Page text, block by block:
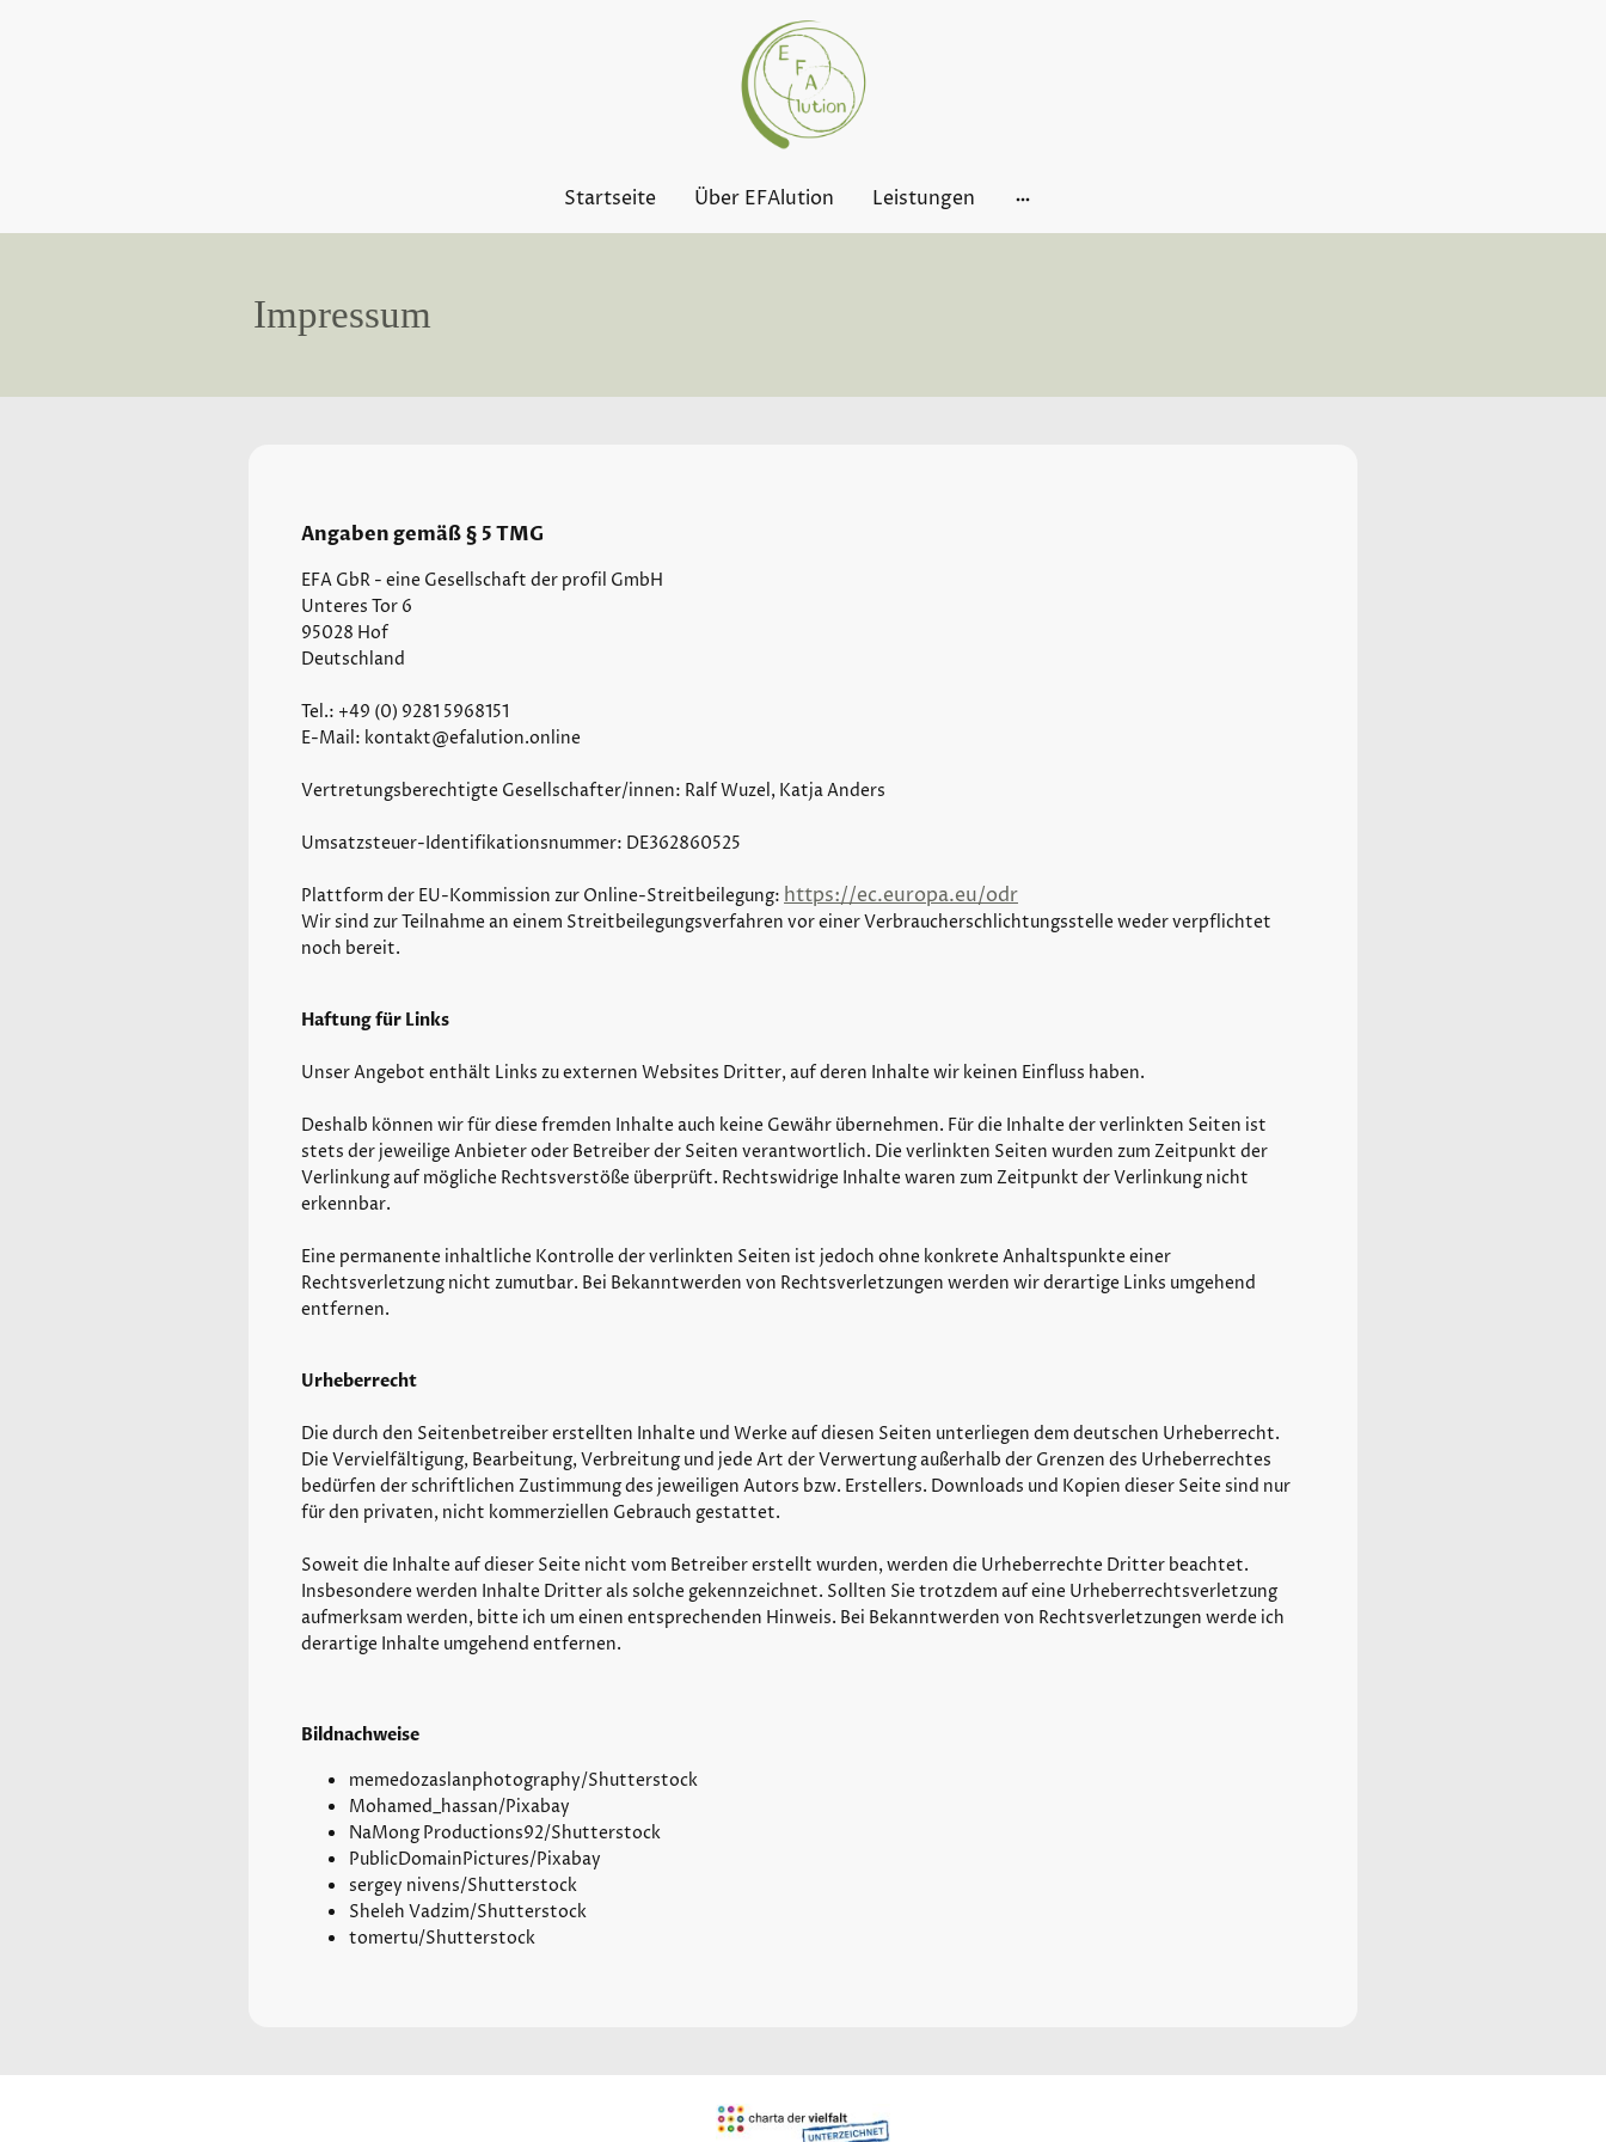
Startseite Über EFAlution Leistungen
Impressum
Angaben gemäß § 5 TMG
EFA GbR - eine Gesellschaft der profil GmbH
Unteres Tor 6
95028 Hof
Deutschland
Tel.: +49 (0) 9281 5968151
E-Mail: kontakt@efalution.online
Vertretungsberechtigte Gesellschafter/innen: Ralf Wuzel, Katja Anders
Umsatzsteuer-Identifikationsnummer: DE362860525
Plattform der EU-Kommission zur Online-Streitbeilegung: https://ec.europa.eu/odr
Wir sind zur Teilnahme an einem Streitbeilegungsverfahren vor einer Verbraucherschlichtungsstelle weder verpflichtet
noch bereit.
Haftung für Links
Unser Angebot enthält Links zu externen Websites Dritter, auf deren Inhalte wir keinen Einfluss haben.
Deshalb können wir für diese fremden Inhalte auch keine Gewähr übernehmen. Für die Inhalte der verlinkten Seiten ist
stets der jeweilige Anbieter oder Betreiber der Seiten verantwortlich. Die verlinkten Seiten wurden zum Zeitpunkt der
Verlinkung auf mögliche Rechtsverstöße überprüft. Rechtswidrige Inhalte waren zum Zeitpunkt der Verlinkung nicht
erkennbar.
Eine permanente inhaltliche Kontrolle der verlinkten Seiten ist jedoch ohne konkrete Anhaltspunkte einer
Rechtsverletzung nicht zumutbar. Bei Bekanntwerden von Rechtsverletzungen werden wir derartige Links umgehend
entfernen.
Urheberrecht
Die durch den Seitenbetreiber erstellten Inhalte und Werke auf diesen Seiten unterliegen dem deutschen Urheberrecht.
Die Vervielfältigung, Bearbeitung, Verbreitung und jede Art der Verwertung außerhalb der Grenzen des Urheberrechtes
bedürfen der schriftlichen Zustimmung des jeweiligen Autors bzw. Erstellers. Downloads und Kopien dieser Seite sind nur
für den privaten, nicht kommerziellen Gebrauch gestattet.
Soweit die Inhalte auf dieser Seite nicht vom Betreiber erstellt wurden, werden die Urheberrechte Dritter beachtet.
Insbesondere werden Inhalte Dritter als solche gekennzeichnet. Sollten Sie trotzdem auf eine Urheberrechtsverletzung
aufmerksam werden, bitte ich um einen entsprechenden Hinweis. Bei Bekanntwerden von Rechtsverletzungen werde ich
derartige Inhalte umgehend entfernen.
Bildnachweise
memedozaslanphotography/Shutterstock
Mohamed_hassan/Pixabay
NaMong Productions92/Shutterstock
PublicDomainPictures/Pixabay
sergey nivens/Shutterstock
Sheleh Vadzim/Shutterstock
tomertu/Shutterstock